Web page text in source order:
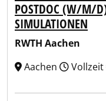
POSTDOC (W/M/
SIMULATIONEN
RWTH Aachen
Aachen
Vollzeit